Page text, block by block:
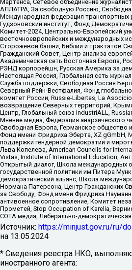
Мартенса, Сетевое объединение
АЛЛАТРА, За свободную Россию,
Международная федерация транспортных
Гудзоновский институт, Фонд
Комитет-2024, Центрально-Европейский
восточноевропейских и международных
Сторожевой башни, Библии и трактатов
Гражданский Совет, Центр анализа
Академическая сеть Восточная Европа,
РЭНД корпорейшн, Русская Америка за
Настоящая Россия, Глобальная сеть
Служба поддержки, Свободная Россия
Северный Рейн-Вестфалия, Фонд
комитет России, Russie-Libertes, La
возвращение Северных территорий,
Центр, Глобальный союз IndustriALL,
Мнение медиа, Федерация анархического
Свободная Европа, Германское общество
Фонд имени Фридриха Эберта, XZ gGmbH,
поддержки гендерной демократии и
Льва Копелева, American Councils for
Vistas, Institute of International Education,
Открытый диалог, Школа международных
государственной политики им Питера
демократический альянс, Школа
Нормана Патерсона, Центр Гражданских
за Свободу, Фонд имени Фридриха
антивоенное сопротивление, Комитет
Прометей, Stop Occupation of Karelia,
СОТА медиа, Либерально-
Источник: https://minjust.gov.ru/ru/
на 13.05.2024
* Сведения реестра НКО,
иностранного агента: